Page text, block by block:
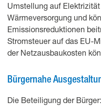
Umstellung auf
Wärmeversorgung und
Emissionsreduktionen
Stromsteuer auf das EU-
der Netzausbaukosten
Bürgernahe
Die Beteiligung der